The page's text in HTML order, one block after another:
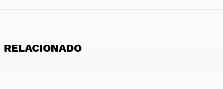
RELACIONADO